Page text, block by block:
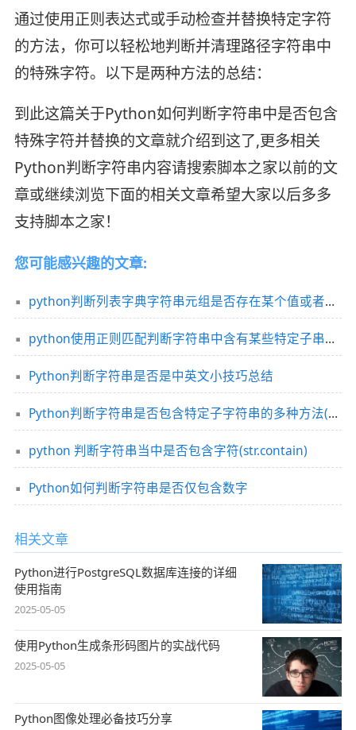
通过使用正则表达式或手动检查并替换特定字符
的方法，你可以轻松地判断并清理路径字符串中
的特殊字符。以下是两种方法的总结：
到此这篇关于Python如何判断字符串中是否包含
特殊字符并替换的文章就介绍到这了,更多相关
Python判断字符串内容请搜索脚本之家以前的文
章或继续浏览下面的相关文章希望大家以后多多
支持脚本之家！
您可能感兴趣的文章:
python判断列表字典字符串元组是否存在某个值或者空值(多种方法)
python使用正则匹配判断字符串中含有某些特定子串及正则表达式详解
Python判断字符串是否是中英文小技巧总结
Python判断字符串是否包含特定子字符串的多种方法(7种方法)
python 判断字符串当中是否包含字符(str.contain)
Python如何判断字符串是否仅包含数字
相关文章
Python进行PostgreSQL数据库连接的详细
使用指南
2025-05-05
使用Python生成条形码图片的实战代码
2025-05-05
Python图像处理必备技巧分享